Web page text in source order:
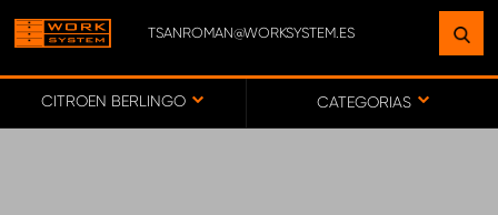
TSANROMAN@WORKSYSTEM.ES
CITROEN BERLINGO CATEGORIAS
ENCUENTRE UNA INSTALACIÓN
CERCA DE USTED